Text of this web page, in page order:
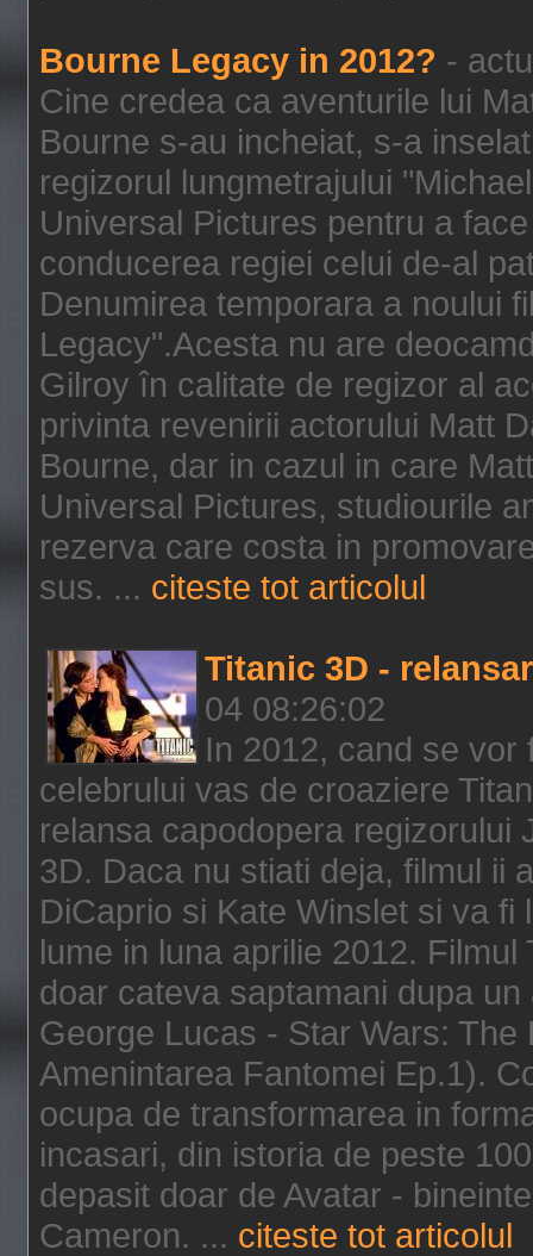
Bourne Legacy in 2012? -
Cine credea ca aventurile lui
Bourne s-au incheiat, s-a
regizorul lungmetrajului
Universal Pictures pentru a
conducerea regiei celui de-al
Denumirea temporara a noului
Legacy".Acesta nu are
Gilroy în calitate de regizor al
privinta revenirii actorului Matt
Bourne, dar in cazul in care
Universal Pictures, studiourile
rezerva care costa in
sus. ... citeste tot articolul
Titanic 3D -
04 08:26:02
In 2012, cand se
celebrului vas de croaziere
relansa capodopera regizorului
3D. Daca nu stiati deja, filmul ii
DiCaprio si Kate Winslet si va
lume in luna aprilie 2012.
doar cateva saptamani dupa
George Lucas - Star Wars:
Amenintarea Fantomei Ep.1).
ocupa de transformarea in
incasari, din istoria de peste
depasit doar de Avatar -
Cameron. ... citeste tot articolul